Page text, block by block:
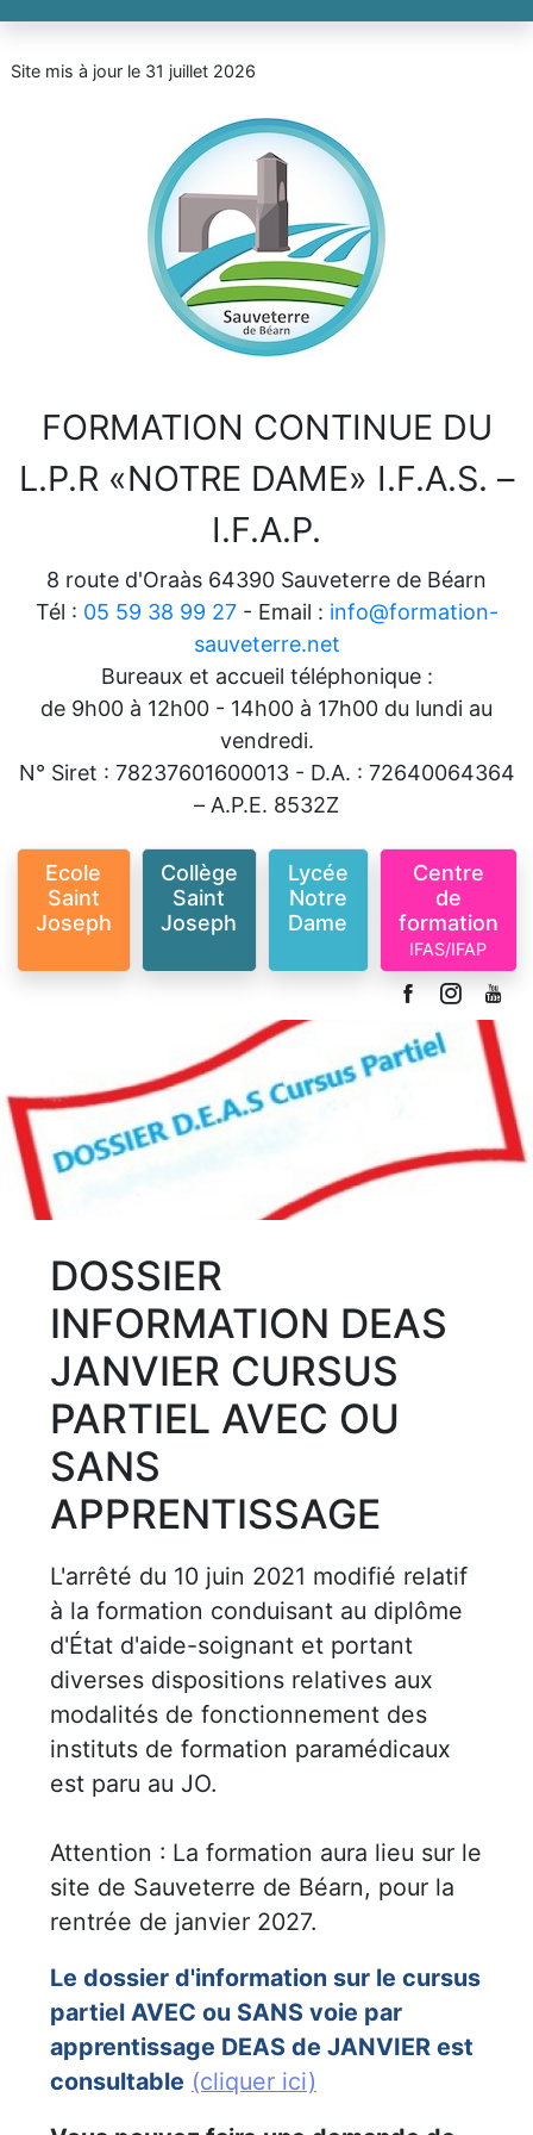
Site mis à jour le 31 juillet 2026
FORMATION CONTINUE DU
L.P.R «NOTRE DAME» I.F.A.S. –
I.F.A.P.
8 route d'Oraàs 64390 Sauveterre de Béarn
Tél : 05 59 38 99 27- Email : info@formation-
sauveterre.net
Bureaux et accueil téléphonique :
de 9h00 à 12h00 - 14h00 à 17h00 du lundi au
vendredi.
N° Siret : 78237601600013 - D.A. : 72640064364
– A.P.E. 8532Z
Ecole
Saint
Joseph
Collège
Saint
Joseph
Lycée
Notre
Dame
Centre
de
formation
IFAS/IFAP
DOSSIER
INFORMATION DEAS
JANVIER CURSUS
PARTIEL AVEC OU
SANS
APPRENTISSAGE
L'arrêté du 10 juin 2021 modifié relatif
à la formation conduisant au diplôme
d'État d'aide-soignant et portant
diverses dispositions relatives aux
modalités de fonctionnement des
instituts de formation paramédicaux
est paru au JO.
Attention : La formation aura lieu sur le
site de Sauveterre de Béarn, pour la
rentrée de janvier 2027.
Le dossier d'information sur le cursus
partiel AVEC ou SANS voie par
apprentissage DEAS de JANVIER est
consultable (cliquer ici)